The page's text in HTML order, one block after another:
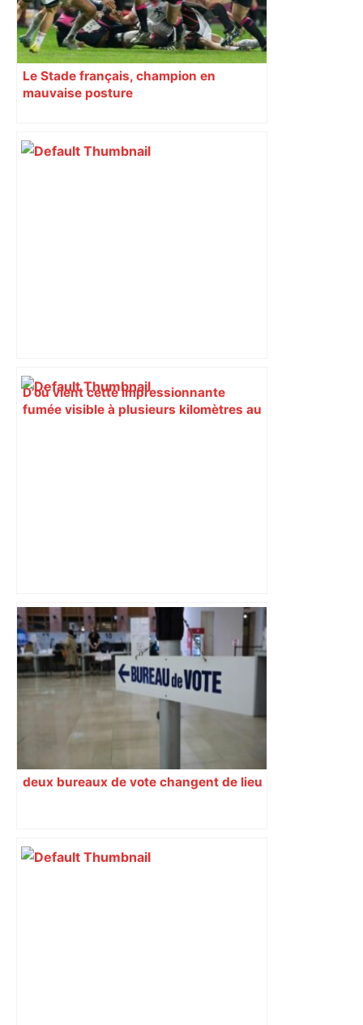
Le Stade français, champion en
mauvaise posture
D’où vient cette impressionnante
fumée visible à plusieurs kilomètres au
A680 Toulouse fermée dans les 2 sens
– Radio VINCI Autoroutes
deux bureaux de vote changent de lieu